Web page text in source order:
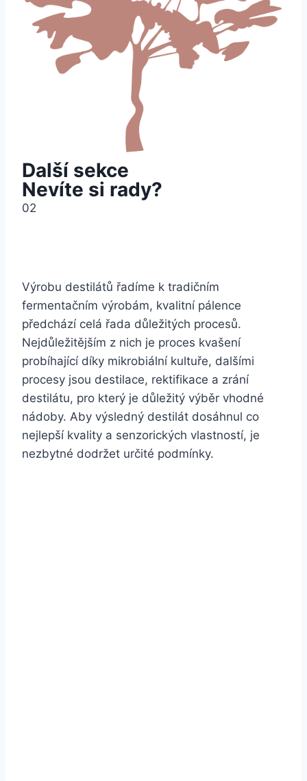
Další sekce
Nevíte si rady?
02
Výrobu destilátů řadíme k tradičním
fermentačním výrobám, kvalitní pálence
předchází celá řada důležitých procesů.
Nejdůležitějším z nich je proces kvašení
probíhající díky mikrobiální kultuře, dalšími
procesy jsou destilace, rektifikace a zrání
destilátu, pro který je důležitý výběr vhodné
nádoby. Aby výsledný destilát dosáhnul co
nejlepší kvality a senzorických vlastností, je
nezbytné dodržet určité podmínky.